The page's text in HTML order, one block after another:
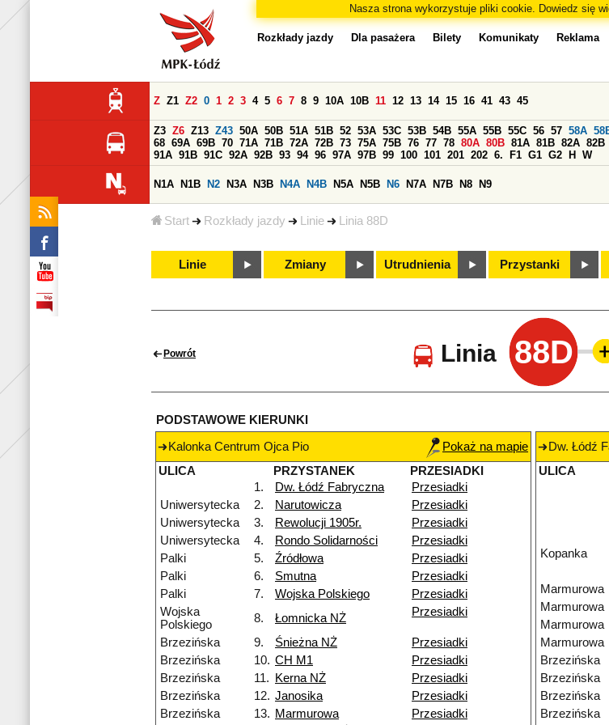
Nasza strona wykorzystuje pliki cookie. Dowiedz się
Start Rozkłady jazdy Linie Linia 88D
Rozkłady jazdy Dla pasażera Bilety Komunikaty Reklama
Z Z1 Z2 0 1 2 3 4 5 6 7 8 9 10A 10B 11 12 13 14 15 16 41 43 45
Z3 Z6 Z13 Z43 50A 50B 51A 51B 52 53A 53C 53B 54B 55A 55B 55C 56 57 58A
68 69A 69B 70 71A 71B 72A 72B 73 75A 75B 76 77 78 80A 80B 81A 81B 82A 82B
91A 91B 91C 92A 92B 93 94 96 97A 97B 99 100 101 201 202 6. F1 G1 G2 H W
N1A N1B N2 N3A N3B N4A N4B N5A N5B N6 N7A N7B N8 N9
Linie Zmiany Utrudnienia Przystanki
Powrót Linia 88D
PODSTAWOWE KIERUNKI
Kalonka Centrum Ojca Pio
Pokaż na mapie
ULICA
PRZYSTANEK
PRZESIADKI
1.
Dw. Łódź Fabryczna
Przesiadki
Uniwersytecka
2. Narutowicza
Przesiadki
Uniwersytecka
3. Rewolucji 1905r.
Przesiadki
Uniwersytecka
4. Rondo Solidarności
Przesiadki
Palki
5. Źródłowa
Przesiadki
Palki
6. Smutna
Przesiadki
Palki
7. Wojska Polskiego
Przesiadki
Wojska
Polskiego
8. Łomnicka NŻ Przesiadki
Brzezińska 9. Śnieżna NŻ
Przesiadki
Brzezińska
10. CH M1
Przesiadki
Brzezińska
11. Kerna NŻ
Przesiadki
Brzezińska
12. Janosika
Przesiadki
Brzezińska
13. Marmurowa Przesiadki
Dw. Łódź
ULICA
Kopanka
Marmurowa
Marmurowa
Marmurowa
Marmurowa
Brzezińska
Brzezińska
Brzezińska
Brzezińska